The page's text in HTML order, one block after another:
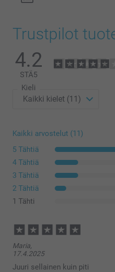
Trustpilot
4.2
STÄ5
Kieli
Kaikki arvostelut (11)
5 Tähtiä
4 Tähtiä
3 Tähtiä
2 Tähtiä
1 Tähti
Maria,
17.4.2025
Juuri sellainen kuin piti